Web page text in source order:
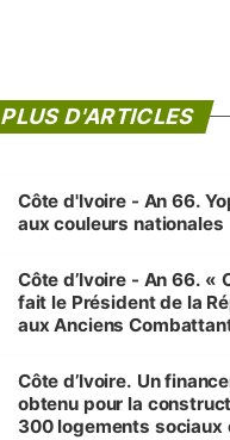
PLUS D'ARTICLES
Côte d'Ivoire - An 66.
aux couleurs nationales
Côte d’Ivoire - An 66. «
fait le Président de la
aux Anciens
Côte d’Ivoire. Un
obtenu pour la
300 logements sociaux